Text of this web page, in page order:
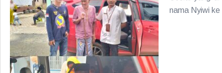
nama Nyiwi